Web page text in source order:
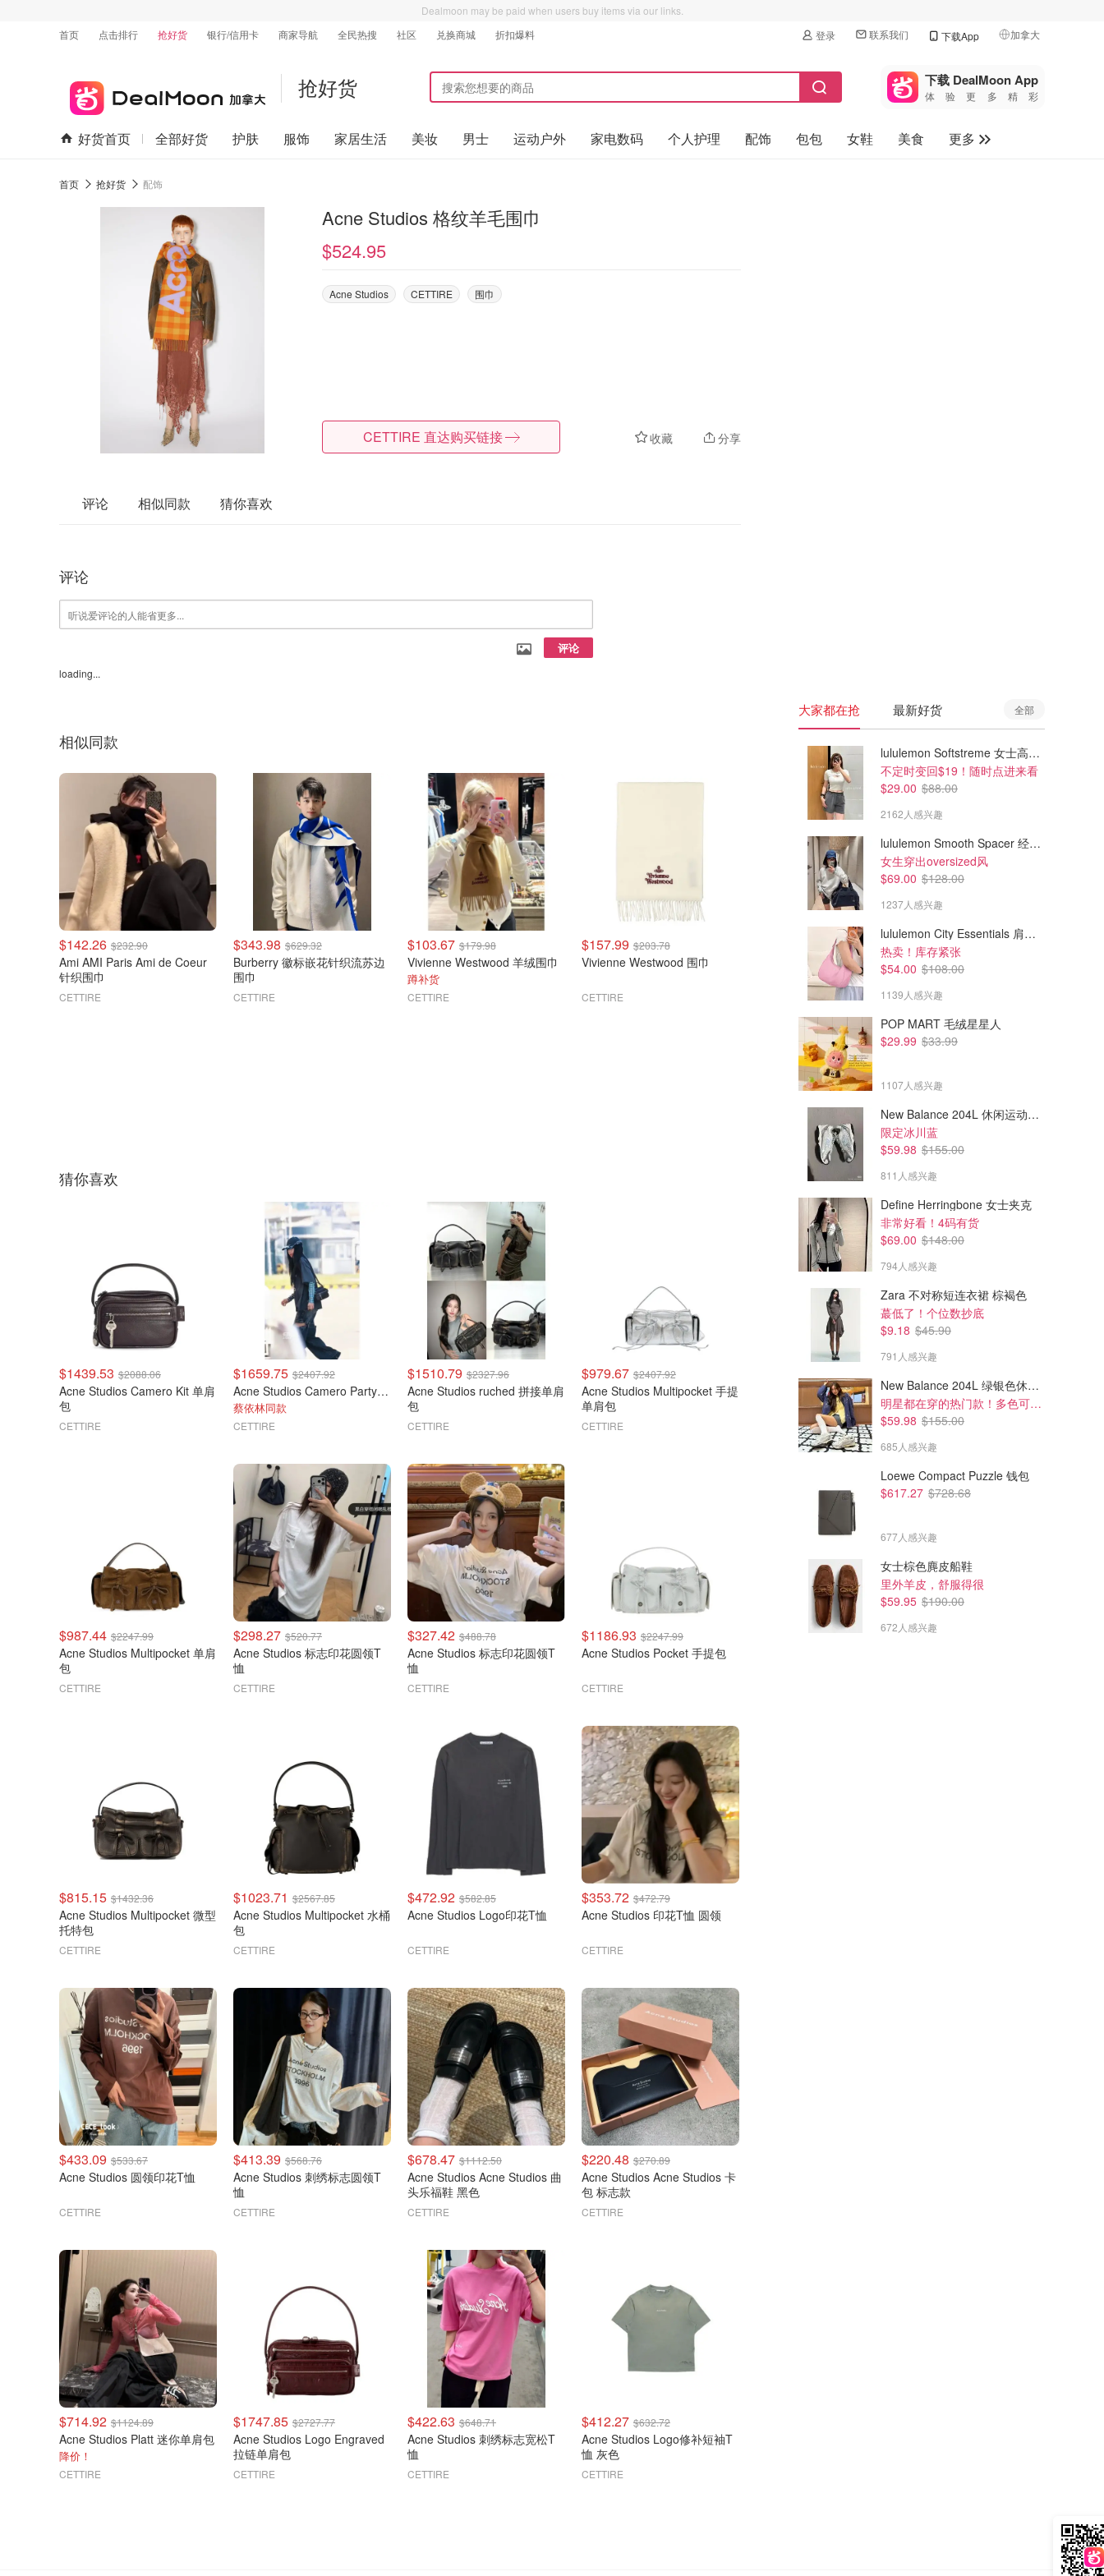
Dealmoon may be paid when users buy items via our links.
首页
点击排行 抢好货 银行/信用卡 商家导航 全民热搜 社区 兑换商城 折扣爆料 登录 联系我们 下载App 加拿大
🇺🇸
美国
🇨🇳中国
🇨🇦加拿大
抢好货 下载 DealMoon App
体验更多精彩
好货首页 全部好货 护肤 服饰 家居生活 美妆 男士 运动户外 家电数码 个人护理 配饰 包包 女鞋 美食
更多
首页 抢好货 配饰
Acne Studios 格纹羊毛围巾
$524.95
Acne Studios CETTIRE 围巾
收藏 分享
CETTIRE 直达购买链接
评论 相似同款 猜你喜欢
评论
评论
loading...
相似同款
$142.26 $232.90
Ami AMI Paris Ami de Coeur
针织围巾
CETTIRE
$343.98 $629.32
Burberry 徽标嵌花针织流苏边
围巾
CETTIRE
$103.67 $179.98
Vivienne Westwood 羊绒围巾
蹲补货
CETTIRE
$157.99 $203.78
Vivienne Westwood 围巾
CETTIRE
$819.23
Burberry 羊绒格纹围巾 易梦玲同款
加拿大定价$760
$501.21
CETTIRE
猜你喜欢
$1439.53 $2088.06
Acne Studios Camero Kit 单肩
包
CETTIRE
$1659.75 $2407.92
Acne Studios Camero Party 单肩包
蔡依林同款
CETTIRE
$1510.79 $2327.96
Acne Studios ruched 拼接单肩
包
CETTIRE
$979.67 $2407.92
Acne Studios Multipocket 手提
单肩包
CETTIRE
$987.44 $2247.99
Acne Studios Multipocket 单肩
包
CETTIRE
$298.27 $520.77
Acne Studios 标志印花圆领T
恤
CETTIRE
$327.42 $488.78
Acne Studios 标志印花圆领T
恤
CETTIRE
$1186.93 $2247.99
Acne Studios Pocket 手提包
CETTIRE
$815.15 $1432.36
Acne Studios Multipocket 微型
托特包
CETTIRE
$1023.71 $2567.85
Acne Studios Multipocket 水桶
包
CETTIRE
$472.92 $582.85
Acne Studios Logo印花T恤
CETTIRE
$353.72 $472.79
Acne Studios 印花T恤 圆领
CETTIRE
$433.09 $533.67
Acne Studios 圆领印花T恤
CETTIRE
$413.39 $568.76
Acne Studios 刺绣标志圆领T
恤
CETTIRE
$678.47 $1112.50
Acne Studios Acne Studios 曲
头乐福鞋 黑色
CETTIRE
$220.48 $270.89
Acne Studios Acne Studios 卡
包 标志款
CETTIRE
$714.92 $1124.89
Acne Studios Platt 迷你单肩包
降价！
CETTIRE
$1747.85 $2727.77
Acne Studios Logo Engraved
拉链单肩包
CETTIRE
$422.63 $648.71
Acne Studios 刺绣标志宽松T
恤
CETTIRE
$412.27 $632.72
Acne Studios Logo修补短袖T
恤 灰色
CETTIRE
大家都在抢 最新好货 全部
lululemon Softstreme 女士高腰短裤 10cm
不定时变回$19！随时点进来看
$29.00 $88.00
2162人感兴趣
lululemon Smooth Spacer 经典卫衣
女生穿出oversized风
$69.00 $128.00
1237人感兴趣
lululemon City Essentials 肩背包 4L
热卖！库存紧张
$54.00 $108.00
1139人感兴趣
POP MART 毛绒星星人
$29.99 $33.99
1107人感兴趣
New Balance 204L 休闲运动鞋 蓝银色
限定冰川蓝
$59.98 $155.00
811人感兴趣
Define Herringbone 女士夹克
非常好看！4码有货
$69.00 $148.00
794人感兴趣
Zara 不对称短连衣裙 棕褐色
蕞低了！个位数抄底
$9.18 $45.90
791人感兴趣
New Balance 204L 绿银色休闲鞋
明星都在穿的热门款！多色可选 3.8折
$59.98 $155.00
685人感兴趣
Loewe Compact Puzzle 钱包
$617.27 $728.68
677人感兴趣
女士棕色麂皮船鞋
里外羊皮，舒服得很
$59.95 $190.00
672人感兴趣